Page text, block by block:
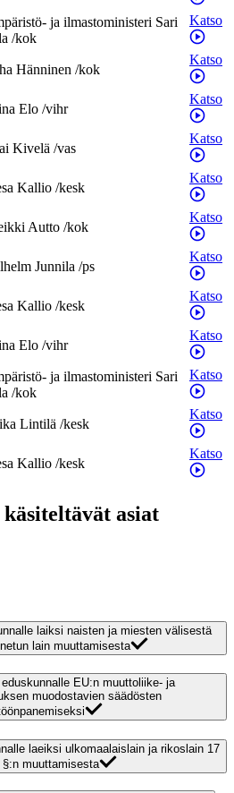
ja ilmastoministeri Sari
/kok
Katso
Hänninen /kok
Katso
Elo /vihr
Katso
Kivelä /vas
Katso
Kallio /kesk
Katso
Autto /kok
Katso
Junnila /ps
Katso
Kallio /kesk
Katso
Elo /vihr
Katso
ja ilmastoministeri Sari
/kok
Katso
Lintilä /kesk
Katso
Kallio /kesk
Katso
asiat
laiksi naisten ja miesten välisestä
lain muuttamisesta
EU:n muuttoliike- ja
muodostavien säädösten
laeiksi ulkomaalaislain ja rikoslain 17
§:n muuttamisesta